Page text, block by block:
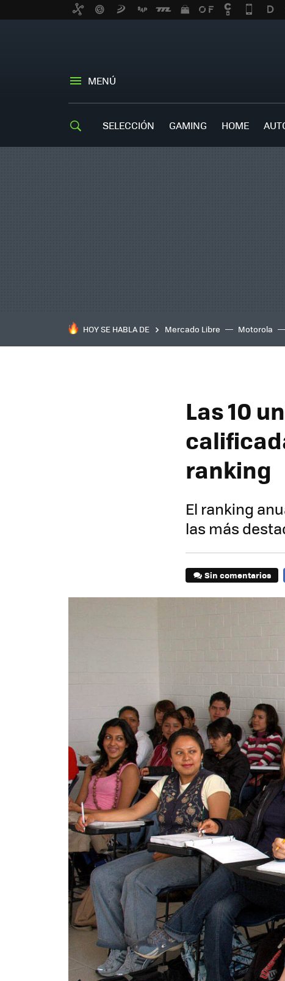
MENÚ
SELECCIÓN GAMING HOME
HOY SE HABLA DE Mercado Libre Motorola
Las 10
ranking
El ranking
las más
Sin comentarios